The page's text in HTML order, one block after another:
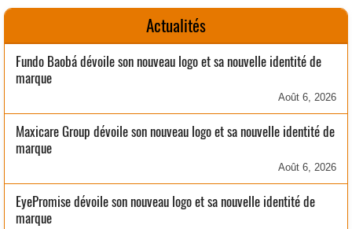
Actualités
Fundo Baobá dévoile son nouveau logo et sa nouvelle identité de
marque
Août 6, 2026
Maxicare Group dévoile son nouveau logo et sa nouvelle identité de
marque
Août 6, 2026
EyePromise dévoile son nouveau logo et sa nouvelle identité de
marque